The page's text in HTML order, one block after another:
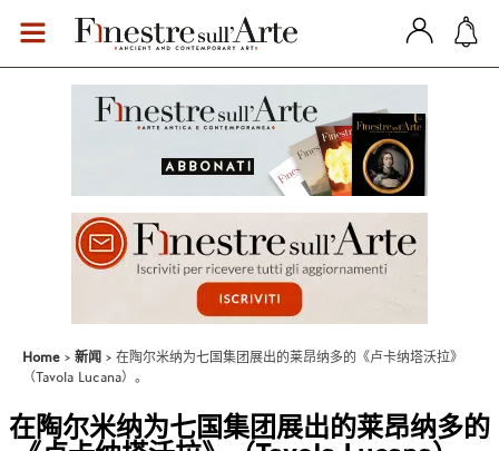
Home 新闻
在陶尔米纳为七国集团展出的莱昂纳多的《卢卡纳塔沃拉》
（Tavola Lucana）。
在陶尔米纳为七国集团展出的莱昂纳多的